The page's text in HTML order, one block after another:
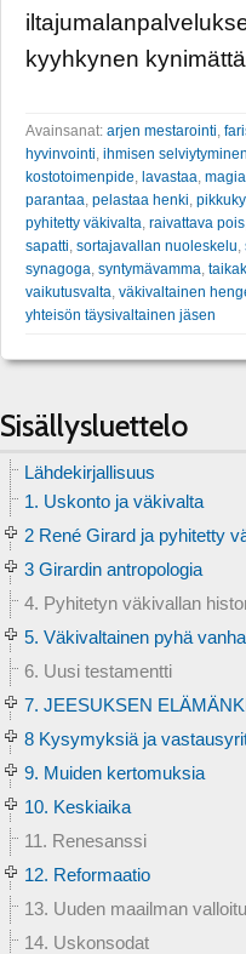
kyyhkynen
Avainsanat: arjen mestarointi
hyvinvointi ihmisen selviytyminen
kostotoimenpide lavastaa
parantaa pelastaa henki
pyhitetty väkivalta raivattava pois
sapatti sortajavallan nuoleskelu
synagoga syntymävamma
vaikutusvalta väkivaltainen
yhteisön täysivaltainen jäsen
Sisällysluettelo
Lähdekirjallisuus
1. Uskonto ja väkivalta
2 René Girard ja pyhitetty
3 Girardin antropologia
4. Pyhitetyn väkivallan
5. Väkivaltainen pyhä
6. Uusi testamentti
7. JEESUKSEN
8 Kysymyksiä ja
9. Muiden kertomuksia
10. Keskiaika
11. Renesanssi
12. Reformaatio
13. Uuden maailman
14. Uskonsodat